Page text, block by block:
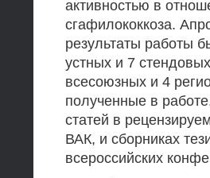
активностью в
сгафилококкоза.
результаты работы
устных и 7
всесоюзных и 4
полученные в
статей в
ВАК, и сборниках
всероссийских